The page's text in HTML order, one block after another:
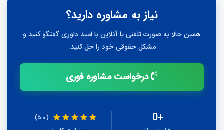
نیاز به مشاوره دارید؟
همین حالا به صورت تلفنی یا آنلاین با امید داوری گفتگو کنید و
مشکل حقوقی خود را حل کنید.
درخواست مشاوره فوری
+0
(۵.۰)